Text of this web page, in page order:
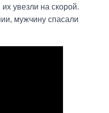
увезли на скорой.
мужчину спасали